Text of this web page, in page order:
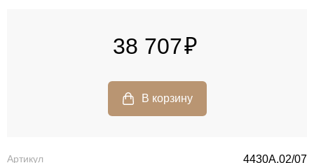
Артикул 4430A.02/07
38 707